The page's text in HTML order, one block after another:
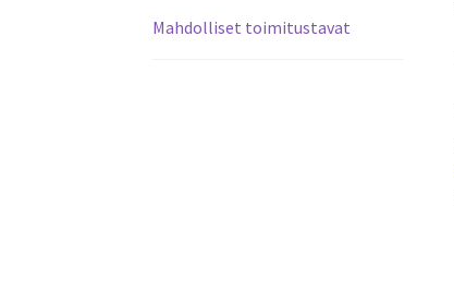
Mahdolliset toimitustavat